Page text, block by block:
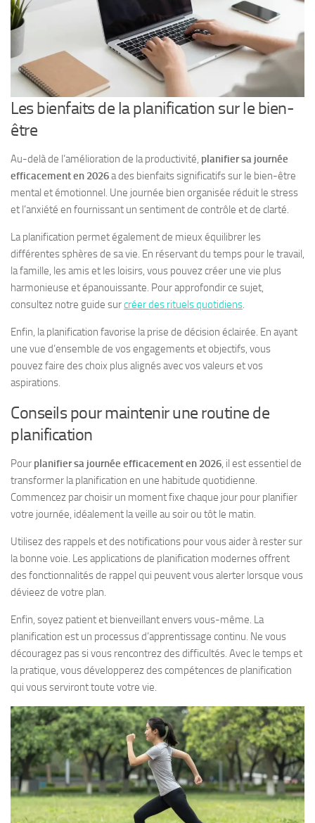
Les bienfaits de la planification sur le bien-
être
Au-delà de l’amélioration de la productivité, planifier sa journée
efficacement en 2026a des bienfaits significatifs sur le bien-être
mental et émotionnel. Une journée bien organisée réduit le stress
et l’anxiété en fournissant un sentiment de contrôle et de clarté.
La planification permet également de mieux équilibrer les
différentes sphères de sa vie. En réservant du temps pour le travail,
la famille, les amis et les loisirs, vous pouvez créer une vie plus
harmonieuse et épanouissante. Pour approfondir ce sujet,
consultez notre guide surcréer des rituels quotidiens.
Enfin, la planification favorise la prise de décision éclairée. En ayant
une vue d’ensemble de vos engagements et objectifs, vous
pouvez faire des choix plus alignés avec vos valeurs et vos
aspirations.
Conseils pour maintenir une routine de
planification
Pour planifier sa journée efficacement en 2026, il est essentiel de
transformer la planification en une habitude quotidienne.
Commencez par choisir un moment fixe chaque jour pour planifier
votre journée, idéalement la veille au soir ou tôt le matin.
Utilisez des rappels et des notifications pour vous aider à rester sur
la bonne voie. Les applications de planification modernes offrent
des fonctionnalités de rappel qui peuvent vous alerter lorsque vous
dévieez de votre plan.
Enfin, soyez patient et bienveillant envers vous-même. La
planification est un processus d’apprentissage continu. Ne vous
découragez pas si vous rencontrez des difficultés. Avec le temps et
la pratique, vous développerez des compétences de planification
qui vous serviront toute votre vie.